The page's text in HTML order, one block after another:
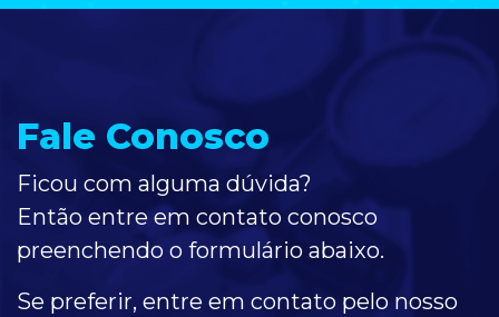
Fale Conosco
Ficou com alguma dúvida?
Então entre em contato conosco
preenchendo o formulário abaixo.
Se preferir, entre em contato pelo nosso